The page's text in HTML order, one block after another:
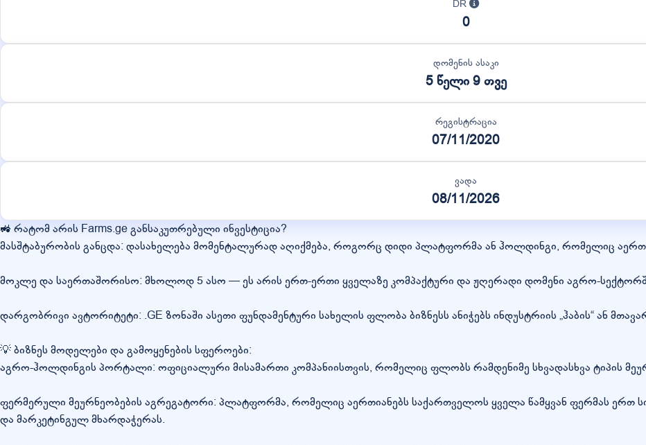
DR
0
დომენის ასაკი
5 წელი 9 თვე
რეგისტრაცია
07/11/2020
ვადა
08/11/2026
🚜 რატომ არის Farms.ge განსაკუთრებული ინვესტიცია?
მასშტაბურობის განცდა: დასახელება მომენტალურად აღიქმება, როგორც დიდი პლატფორმა ან ჰოლდინგი, რომელიც
მოკლე და საერთაშორისო: მხოლოდ 5 ასო — ეს არის ერთ-ერთი ყველაზე კომპაქტური და ჟღერადი დომენი აგრო-სექტორში.
დარგობრივი ავტორიტეტი: .GE ზონაში ასეთი ფუნდამენტური სახელის ფლობა ბიზნესს ანიჭებს ინდუსტრიის „ჰაბის“ ან
💡 ბიზნეს მოდელები და გამოყენების სფეროები:
აგრო-ჰოლდინგის პორტალი: ოფიციალური მისამართი კომპანიისთვის, რომელიც ფლობს რამდენიმე სხვადასხვა ტიპის
ფერმერული მეურნეობების აგრეგატორი: პლატფორმა, რომელიც აერთიანებს საქართველოს ყველა წამყვან ფერმას ერთ
და მარკეტინგულ მხარდაჭერას.